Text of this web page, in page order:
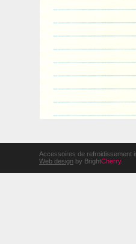
Accessoires de refroidissement
Web design by BrightCherry.